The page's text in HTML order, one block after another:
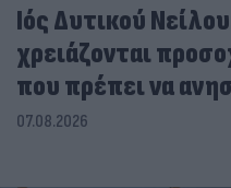
Ιός Δυτικού
χρειάζονται
που πρέπει να
07.08.2026